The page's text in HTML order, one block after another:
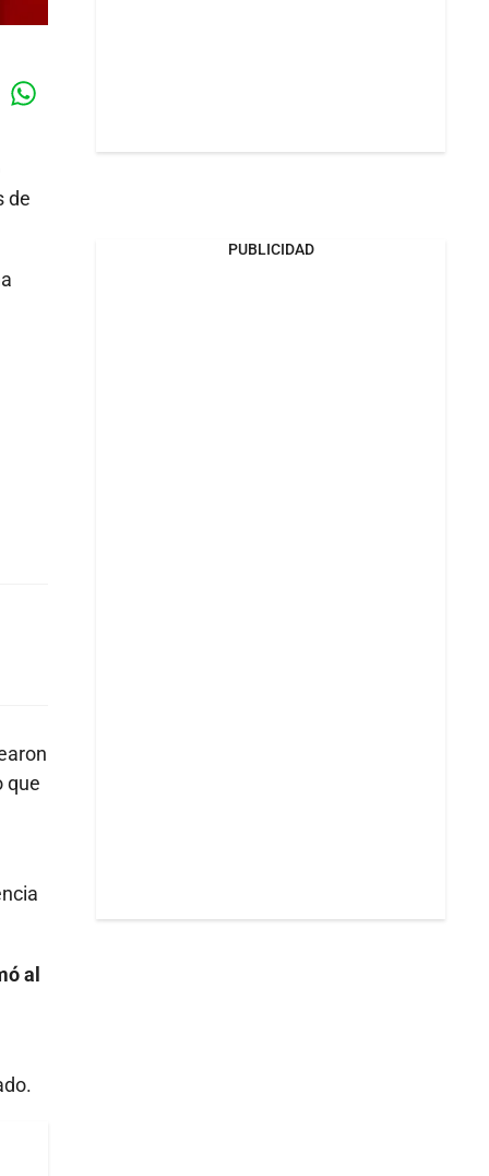
de
que
al
PUBLICIDAD